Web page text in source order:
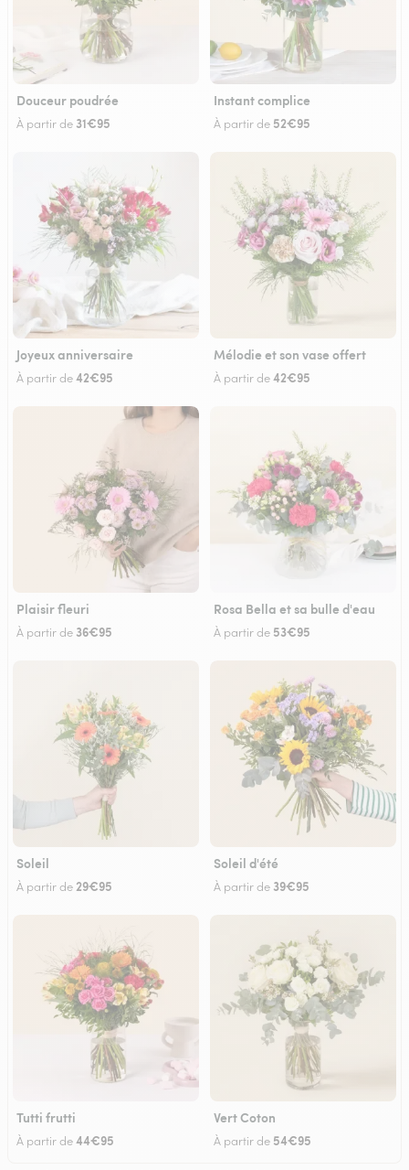
Douceur poudrée
À partir de 31€95
Instant complice
À partir de 52€95
Joyeux anniversaire
À partir de42€95
Mélodie et son vase offert
À partir de42€95
Plaisir fleuri
À partir de 36€95
Rosa Bella et sa bulle d'eau
À partir de 53€95
Soleil
À partir de29€95
Soleil d'été
À partir de 39€95
Tutti frutti
À partir de44€95
Vert Coton
À partir de 54€95